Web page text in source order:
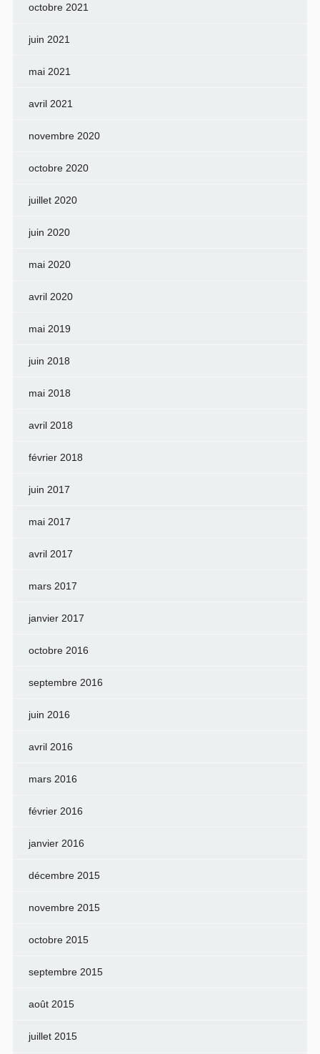
octobre 2021
juin 2021
mai 2021
avril 2021
novembre 2020
octobre 2020
juillet 2020
juin 2020
mai 2020
avril 2020
mai 2019
juin 2018
mai 2018
avril 2018
février 2018
juin 2017
mai 2017
avril 2017
mars 2017
janvier 2017
octobre 2016
septembre 2016
juin 2016
avril 2016
mars 2016
février 2016
janvier 2016
décembre 2015
novembre 2015
octobre 2015
septembre 2015
août 2015
juillet 2015